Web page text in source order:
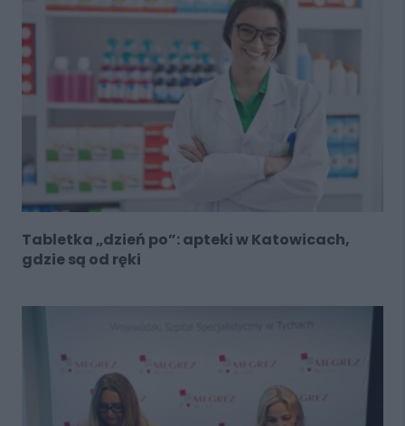
Tabletka „dzień po”: apteki w Katowicach,
gdzie są od ręki